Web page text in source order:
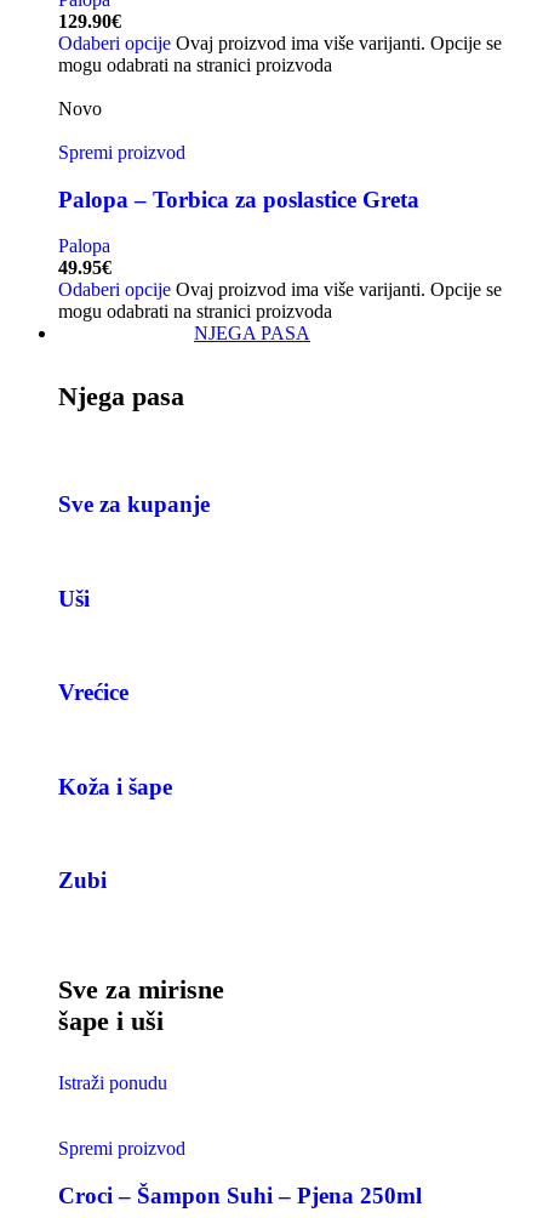
129.90€
Odaberi opcije Ovaj proizvod ima više varijanti. Opcije se
mogu odabrati na stranici proizvoda
Novo
Spremi proizvod
Palopa – Torbica za poslastice Greta
Palopa
49.95€
Odaberi opcije Ovaj proizvod ima više varijanti. Opcije se
mogu odabrati na stranici proizvoda
NJEGA PASA
Njega pasa
Sve za kupanje
Uši
Vrećice
Koža i šape
Zubi
Sve za mirisne
šape i uši
Istraži ponudu
Spremi proizvod
Croci – Šampon Suhi – Pjena 250ml